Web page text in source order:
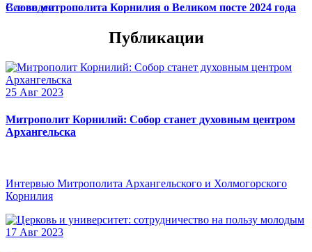
Слово митрополита Корнилия о Великом посте 2024 года
Все видео
Публикации
25 Авг 2023
Митрополит Корнилий: Собор станет духовным центром
Архангельска
Интервью Митрополита Архангельского и Холмогорского
Корнилия
17 Авг 2023